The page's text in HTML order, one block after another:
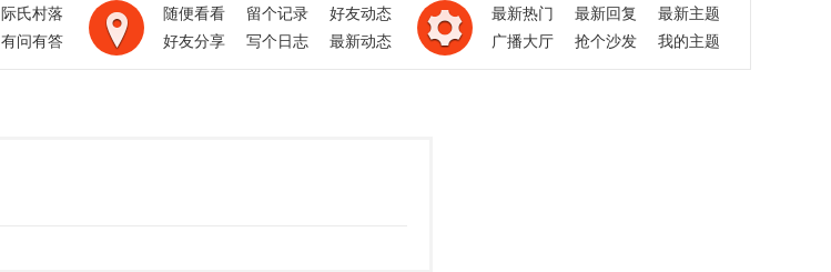
际氏村落
有问有答
随便看看 留个记录
好友动态
好友分享
写个日志 最新动态
最新热门 最新回复
最新主题
广播大厅
抢个沙发 我的主题